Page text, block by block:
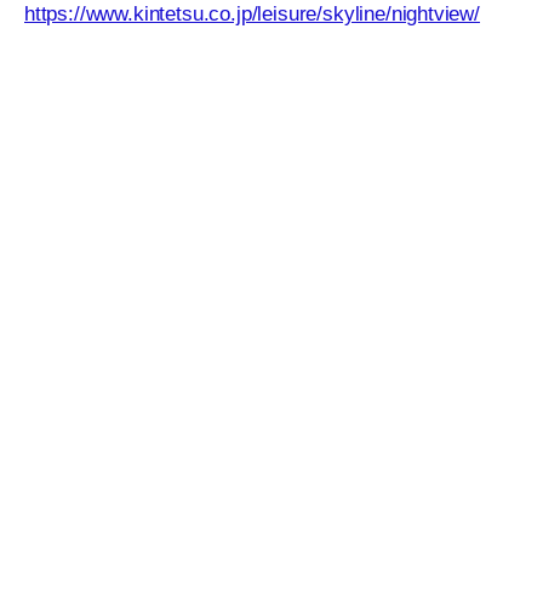
https://www.kintetsu.co.jp/leisure/skyline/nightview/